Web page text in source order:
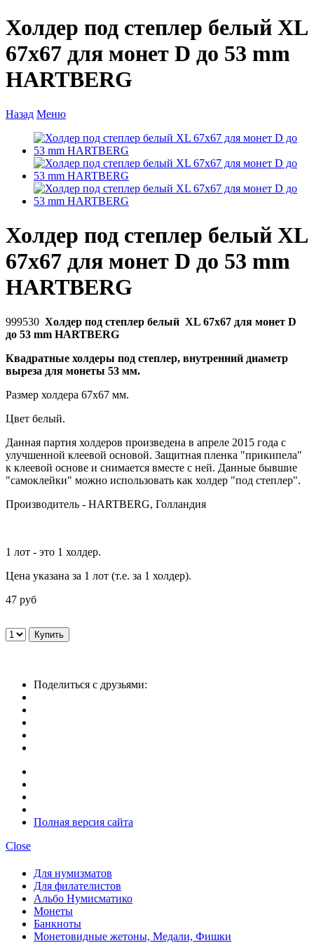
Холдер под степлер белый XL
67x67 для монет D до 53 mm
HARTBERG
Назад Меню
Холдер под степлер белый XL
67x67 для монет D до 53 mm
HARTBERG
999530 Холдер под степлер белый XL 67x67 для монет D
до 53 mm HARTBERG​
Квадратные холдеры под степлер, внутренний диаметр
выреза для монеты 53 мм.
Размер холдера 67x67 мм.
Цвет белый.
Данная партия холдеров произведена в апреле 2015 года с
улучшенной клеевой основой. Защитная пленка "прикипела"
к клеевой основе и снимается вместе с ней. Данные бывшие
"самоклейки" можно использовать как холдер "под степлер".
Производитель - HARTBERG, Голландия
1 лот - это 1 холдер.
Цена указана за 1 лот (т.е. за 1 холдер).
47 руб
Поделиться с друзьями:
Полная версия сайта
Close
Для нумизматов
Для филателистов
Альбо Нумисматико
Монеты
Банкноты
Монетовидные жетоны, Медали, Фишки